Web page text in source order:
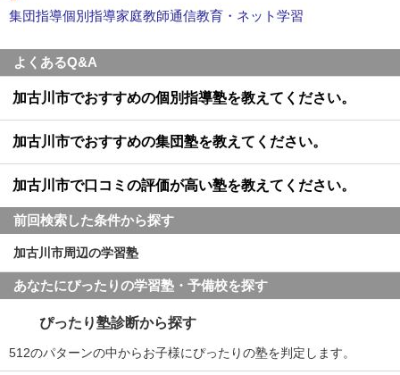
集団指導個別指導家庭教師通信教育・ネット学習
よくあるQ&A
加古川市でおすすめの個別指導塾を教えてください。
加古川市でおすすめの集団塾を教えてください。
加古川市で口コミの評価が高い塾を教えてください。
前回検索した条件から探す
加古川市周辺の学習塾
あなたにぴったりの学習塾・予備校を探す
ぴったり塾診断から探す
512のパターンの中からお子様にぴったりの塾を判定します。